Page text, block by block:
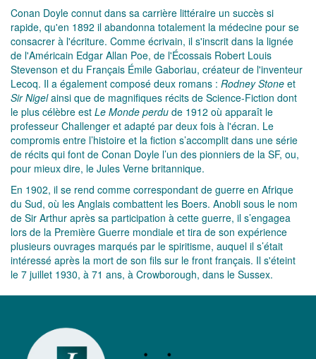
Conan Doyle connut dans sa carrière littéraire un succès si
rapide, qu'en 1892 il abandonna totalement la médecine pour se
consacrer à l'écriture. Comme écrivain, il s'inscrit dans la lignée
de l'Américain Edgar Allan Poe, de l'Écossais Robert Louis
Stevenson et du Français Émile Gaboriau, créateur de l'inventeur
Lecoq. Il a également composé deux romans : Rodney Stone et
Sir Nigelainsi que de magnifiques récits de Science-Fiction dont
le plus célèbre est Le Monde perdu de 1912 où apparaît le
professeur Challenger et adapté par deux fois à l'écran. Le
compromis entre l’histoire et la fiction s’accomplit dans une série
de récits qui font de Conan Doyle l’un des pionniers de la SF, ou,
pour mieux dire, le Jules Verne britannique.
En 1902, il se rend comme correspondant de guerre en Afrique
du Sud, où les Anglais combattent les Boers. Anobli sous le nom
de Sir Arthur après sa participation à cette guerre, il s’engagea
lors de la Première Guerre mondiale et tira de son expérience
plusieurs ouvrages marqués par le spiritisme, auquel il s’était
intéressé après la mort de son fils sur le front français. Il s'éteint
le 7 juillet 1930, à 71 ans, à Crowborough, dans le Sussex.